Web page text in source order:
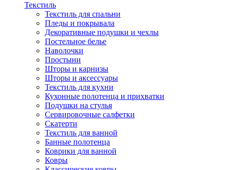
Текстиль
Текстиль для спальни
Пледы и покрывала
Декоративные подушки и чехлы
Постельное белье
Наволочки
Простыни
Шторы и карнизы
Шторы и аксессуары
Текстиль для кухни
Кухонные полотенца и прихватки
Подушки на стулья
Сервировочные салфетки
Скатерти
Текстиль для ванной
Банные полотенца
Коврики для ванной
Ковры